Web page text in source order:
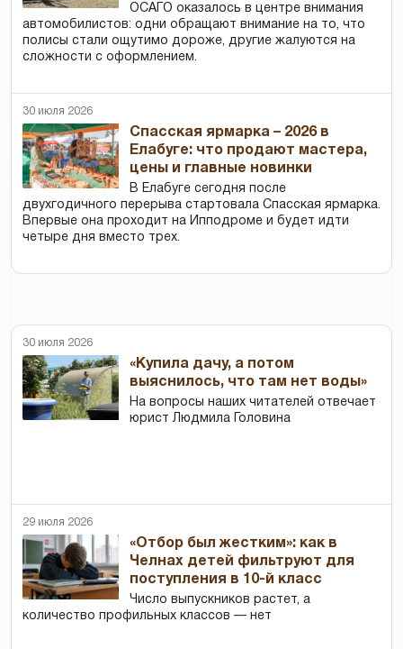
ОСАГО оказалось в центре внимания
автомобилистов: одни обращают внимание на то, что
полисы стали ощутимо дороже, другие жалуются на
сложности с оформлением.
30 июля 2026
Спасская ярмарка – 2026 в
Елабуге: что продают мастера,
цены и главные новинки
В Елабуге сегодня после
двухгодичного перерыва стартовала Спасская ярмарка.
Впервые она проходит на Ипподроме и будет идти
четыре дня вместо трех.
30 июля 2026
«Купила дачу, а потом
выяснилось, что там нет воды»
На вопросы наших читателей отвечает
юрист Людмила Головина
29 июля 2026
«Отбор был жестким»: как в
Челнах детей фильтруют для
поступления в 10-й класс
Число выпускников растет, а
количество профильных классов — нет